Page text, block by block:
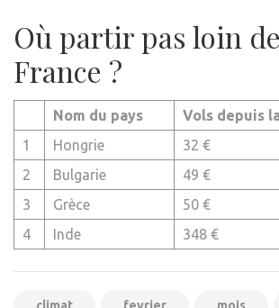
Où partir pas loin
France ?
Nom du pays
Vols depuis
1
Hongrie
32 €
2
Bulgarie
49 €
3
Grèce
50 €
4
Inde 348 €
climat fevrier mois